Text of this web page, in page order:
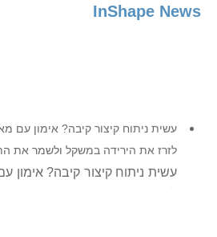
InShape News
לזרז את הירידה במשקל ולשמר את
עשית ניתוח קיצור קיבה? אימון
לך לזרז את הירידה במשקל